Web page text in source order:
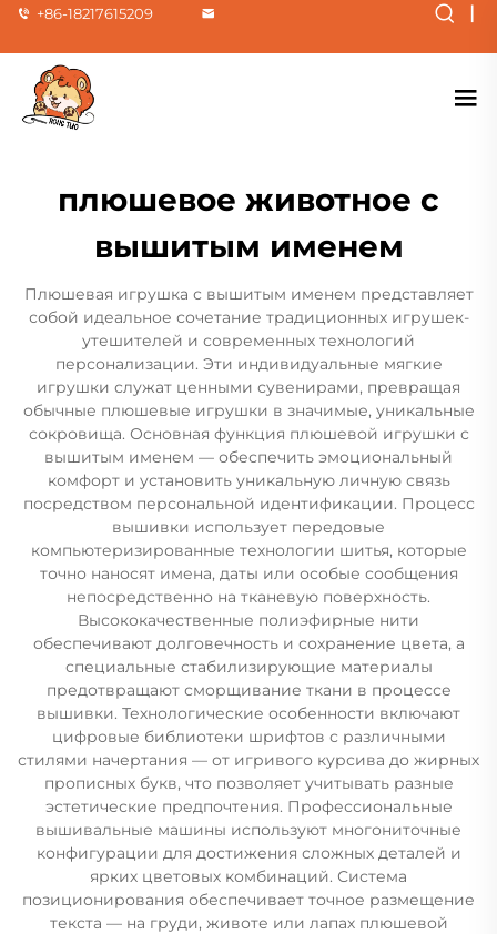
+86-18217615209 |
плюшевое животное с
вышитым именем
Плюшевая игрушка с вышитым именем представляет
собой идеальное сочетание традиционных игрушек-
утешителей и современных технологий
персонализации. Эти индивидуальные мягкие
игрушки служат ценными сувенирами, превращая
обычные плюшевые игрушки в значимые, уникальные
сокровища. Основная функция плюшевой игрушки с
вышитым именем — обеспечить эмоциональный
комфорт и установить уникальную личную связь
посредством персональной идентификации. Процесс
вышивки использует передовые
компьютеризированные технологии шитья, которые
точно наносят имена, даты или особые сообщения
непосредственно на тканевую поверхность.
Высококачественные полиэфирные нити
обеспечивают долговечность и сохранение цвета, а
специальные стабилизирующие материалы
предотвращают сморщивание ткани в процессе
вышивки. Технологические особенности включают
цифровые библиотеки шрифтов с различными
стилями начертания — от игривого курсива до жирных
прописных букв, что позволяет учитывать разные
эстетические предпочтения. Профессиональные
вышивальные машины используют многониточные
конфигурации для достижения сложных деталей и
ярких цветовых комбинаций. Система
позиционирования обеспечивает точное размещение
текста — на груди, животе или лапах плюшевой